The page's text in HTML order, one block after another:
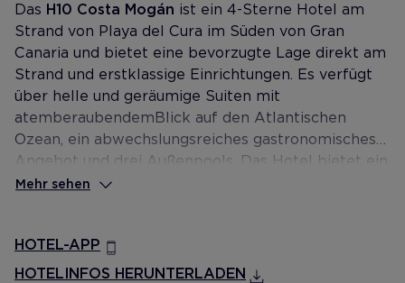
Das H10 Costa Mogán ist ein 4-Sterne Hotel am
Strand von Playa del Cura im Süden von Gran
Canaria und bietet eine bevorzugte Lage direkt am
Strand und erstklassige Einrichtungen. Es verfügt
über helle und geräumige Suiten mit
atemberaubendem Blick auf den Atlantischen
Ozean, ein abwechslungsreiches gastronomisches
Angebot und drei Außenpools. Das Hotel bietet ein
perfektes, auf Erwachsene spezialisiertes
Mehr sehen
HOTEL-APP
HOTELINFOS HERUNTERLADEN